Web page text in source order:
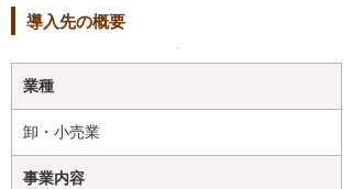
導入先の概要
業種
卸・小売業
事業内容